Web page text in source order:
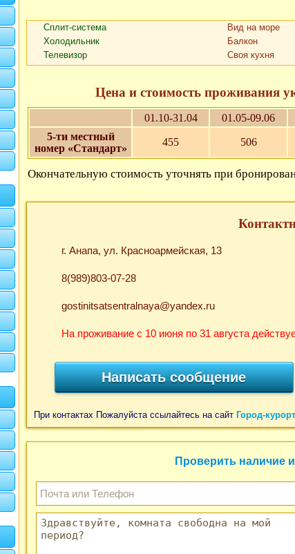
Сплит-система
Холодильник
Телевизор
Вид на море
Балкон
Своя кухня
Цена и стоимость проживания
01.10-31.04 01.05-09.06
5-ти местный
номер «Стандарт»
455 506
Окончательную стоимость уточнять при
г. Анапа, ул. Красноармейская, 13
8(989)803-07-28
gostinitsatsentralnaya@yandex.ru
На проживание с 10 июня по 31 августа
Написать сообщение
При контактах Пожалуйста ссылайтесь на сайт Город-
Проверить наличие